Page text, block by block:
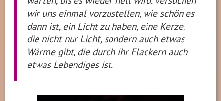
wir uns einmal vorzustellen, wie schön es
dann ist, ein Licht zu haben, eine Kerze,
die nicht nur Licht, sondern auch etwas
Wärme gibt, die durch ihr Flackern auch
etwas Lebendiges ist.